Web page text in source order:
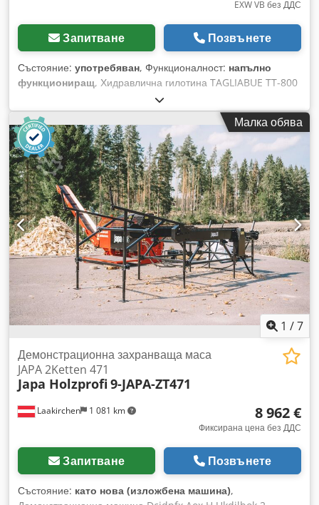
EXW VB без ДДС
Запитване Позвънете
Състояние: употребяван, Функционалност: напълно
функциониращ, Хидравлична гилотина TAGLIABUE TT-800
Dodoyy R Urepfx Albeck Спецификация: • Състояние –
използвана, след цялостен преглед • Производител –
TAGLIABUE • Модел – TT-800 • Макс. работна ширина – 800
мм • Макс. работна височина – 44 мм • Мощност на
основния двигател – 3,0 kW • Стартиране 0-1 • Дължина на
ножа – 80 см • Работна маса с размери 50 x 100 см • Тегло
– ок. 1 000 кг • Габаритни размери – 150 x 50 x 140 см (Д x
Ш x В) Допълнителна информация: • Машината е в добро
техническо състояние, готова за незабавна употреба •
Приложените снимки показват реалното състояние на
продавания артикул • Възможност за включване и тестване
на място • Безплатно обучение за работа с машината (в
седалището на компанията) • Посочената в аукциона цена
не включва ДДС и транспортни разходи Финансиране и
транспорт: • Организираме транспорт чрез MDD, куриерски
фирми или външни превозвачи • Предлага се финансово
Малка обява
1 /7
Laakirchen 1 081 km
Демонстрационна захранваща маса
JAPA 2Ketten 471
Japa Holzprofi9-JAPA-ZT471
8 962 €
Фиксирана цена без ДДС
Запитване Позвънете
Състояние: като нова (изложбена машина),